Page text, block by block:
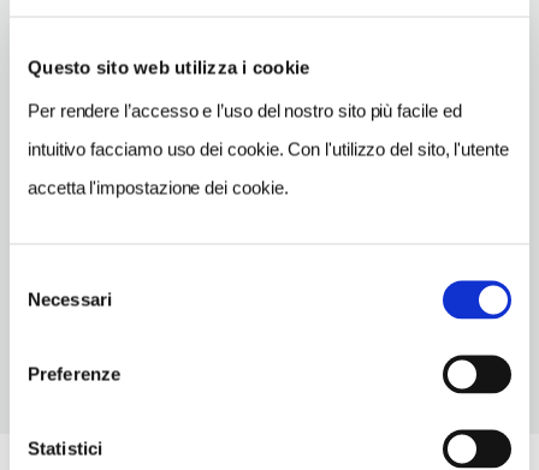
Questo sito web utilizza i cookie
Per rendere l’accesso e l’uso del nostro sito più facile ed
intuitivo facciamo uso dei cookie. Con l'utilizzo del sito, l'utente
accetta l'impostazione dei cookie.
delNecessari
Preferenze
Statistici
via Gen. Dalla Chiesa 5 - 38067
Ledro (TN)
Trentino-Alto Adige IT
INDIRIZZO EMAIL
0464591574-3286454026